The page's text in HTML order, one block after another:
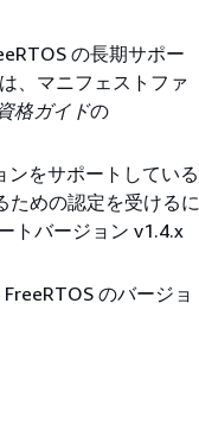
の長期サポー
、マニフェストファ
格ガイドの
ンをサポートしている
ための認定を受けるに
トバージョン v1.4.x
のバージョ